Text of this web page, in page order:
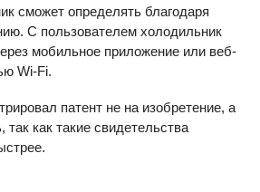
сможет определять благодаря
С пользователем холодильник
мобильное приложение или веб-
Wi-Fi.
патент не на изобретение, а
как такие свидетельства